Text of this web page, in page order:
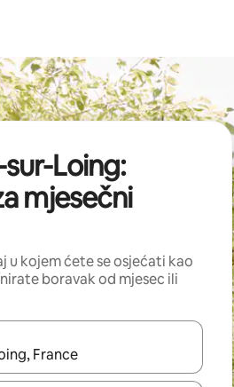
Loing:
mjesečni
u kojem ćete se osjećati kao
boravak od mjesec ili
rezultati, moći ćete ih pregledati